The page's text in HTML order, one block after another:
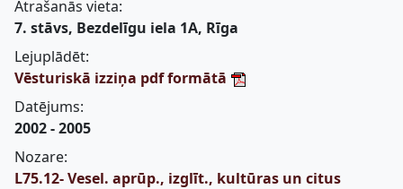
Atrašanās vieta:
7. stāvs, Bezdelīgu iela 1A, Rīga
Lejuplādēt:
Vēsturiskā izziņa pdf formātā
Datējums:
2002 - 2005
Nozare:
L75.12- Vesel. aprūp., izglīt., kultūras un citus